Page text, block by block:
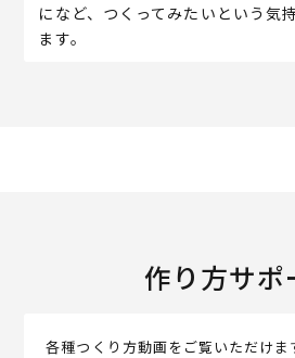
になど、つくってみたいという気
ます。
作り方サポ
各種つくり方動画をご覧いただけま